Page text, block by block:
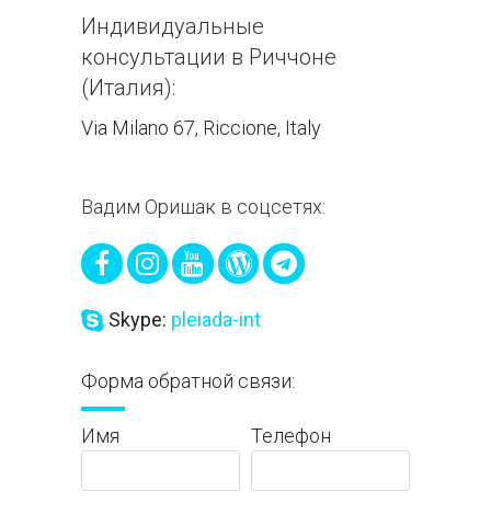
Индивидуальные
консультации в Риччоне
(Италия):
Via Milano 67, Riccione, Italy
Вадим Оришак в соцсетях:
Skype: pleiada-int
Форма обратной связи:
Имя Телефон